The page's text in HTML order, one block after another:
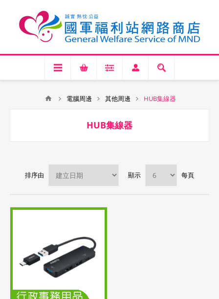
電腦周邊 其他周邊 HUB集線器
HUB集線器
排序由 顯示 每頁